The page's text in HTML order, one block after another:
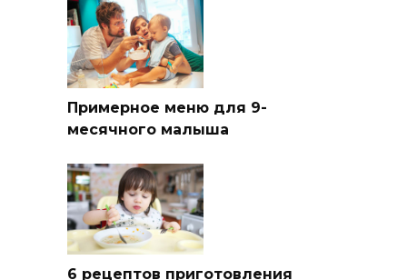
Примерное меню для 9-
месячного малыша
6 рецептов приготовления